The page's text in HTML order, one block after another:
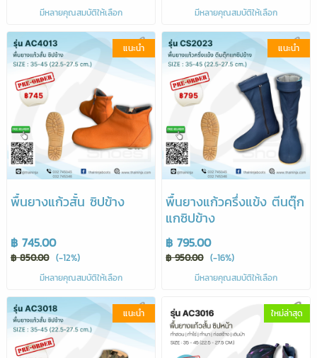
มีหลายคุณสมบัติให้เลือก มีหลายคุณสมบัติให้เลือก
แนะนำ
พื้นยางแก้วสั้น ซิปข้าง
฿ 745.00
฿ 850.00 (-12%)
มีหลายคุณสมบัติให้เลือก
แนะนำ
พื้นยางแก้วครึ่งแข้ง ตีนตุ๊ก
แกซิปข้าง
฿ 795.00
฿ 950.00 (-16%)
มีหลายคุณสมบัติให้เลือก
แนะนำ ใหม่ล่าสุด